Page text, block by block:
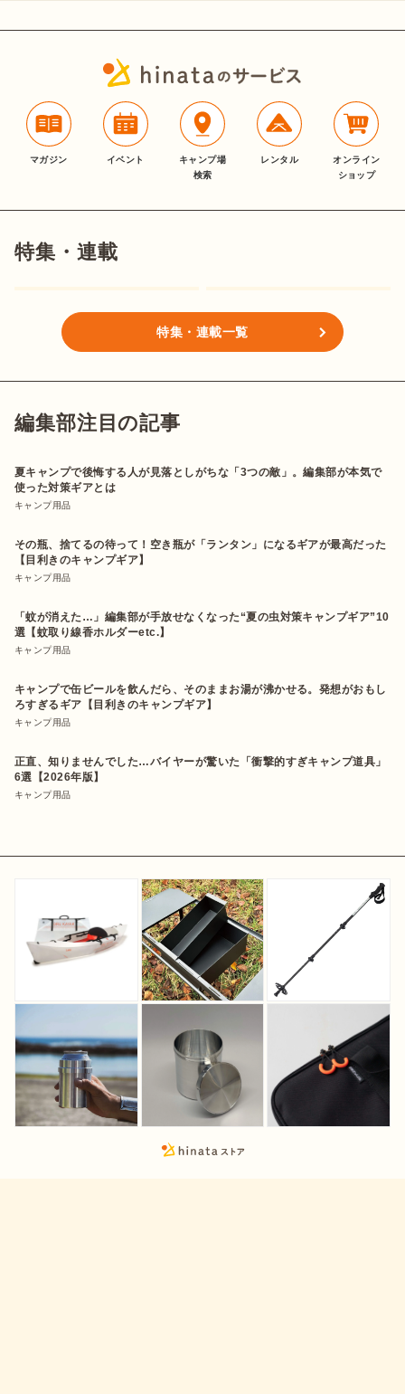
マガジン イベント
キャンプ場
検索
レンタル
オンライン
ショップ
特集・連載
特集・連載一覧
編集部注目の記事
夏キャンプで後悔する人が見落としがちな「3つの敵」。編集部が本気で
使った対策ギアとは
キャンプ用品
その瓶、捨てるの待って！空き瓶が「ランタン」になるギアが最高だった
【目利きのキャンプギア】
キャンプ用品
「蚊が消えた…」編集部が手放せなくなった“夏の虫対策キャンプギア”10
選【蚊取り線香ホルダーetc.】
キャンプ用品
キャンプで缶ビールを飲んだら、そのままお湯が沸かせる。発想がおもし
ろすぎるギア【目利きのキャンプギア】
キャンプ用品
正直、知りませんでした…バイヤーが驚いた「衝撃的すぎキャンプ道具」
6選【2026年版】
キャンプ用品